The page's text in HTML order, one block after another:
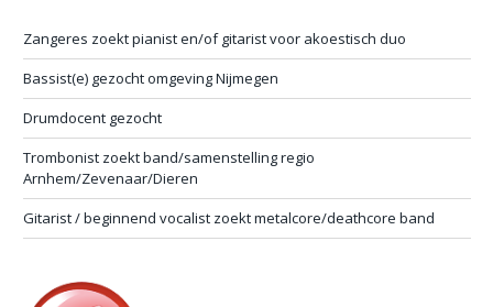
Zangeres zoekt pianist en/of gitarist voor akoestisch duo
Bassist(e) gezocht omgeving Nijmegen
Drumdocent gezocht
Trombonist zoekt band/samenstelling regio
Arnhem/Zevenaar/Dieren
Gitarist / beginnend vocalist zoekt metalcore/deathcore band